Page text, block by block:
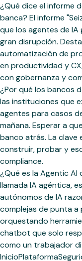
¿Qué dice el informe
banca? El informe
que los agentes de
gran disrupción.
automatización de
en productividad y
con gobernanza y
¿Por qué los bancos
las instituciones que
agentes para casos
mañana. Esperar a
banco atrás. La clave
construir, probar y
compliance.
¿Qué es la Agentic AI
llamada IA agéntica,
autónomos de IA
complejas de punta
orquestando
chatbot que solo
como un trabajador
InicioPlataforma